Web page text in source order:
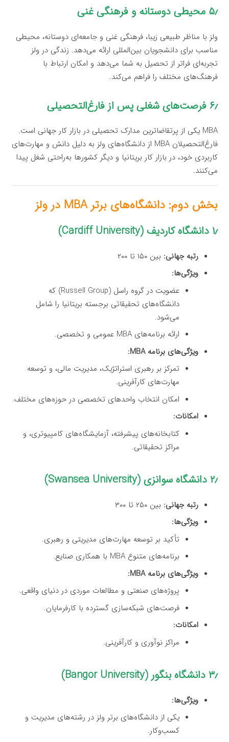
۵٫ محیطی دوستانه و فرهنگی غنی
ولز با مناظر طبیعی زیبا، فرهنگی غنی و جامعه‌ای دوستانه، محیطی
مناسب برای دانشجویان بین‌المللی ارائه می‌دهد. زندگی در ولز
تجربه‌ای فراتر از تحصیل به شما می‌دهد و امکان ارتباط با
فرهنگ‌های مختلف را فراهم می‌کند.
۶٫ فرصت‌های شغلی پس از فارغ‌التحصیلی
MBA یکی از پرتقاضاترین مدارک تحصیلی در بازار کار جهانی است.
فارغ‌التحصیلان MBA از دانشگاه‌های ولز به دلیل دانش و مهارت‌های
کاربردی خود، در بازار کار بریتانیا و دیگر کشورها به‌راحتی شغل پیدا
می‌کنند.
بخش دوم: دانشگاه‌های برتر MBA در ولز
۱٫ دانشگاه کاردیف (Cardiff University)
رتبه جهانی: بین ۱۵۰ تا ۲۰۰
ویژگی‌ها:
عضویت در گروه راسل (Russell Group) که
دانشگاه‌های تحقیقاتی برجسته بریتانیا را شامل
می‌شود.
ارائه برنامه‌های MBA عمومی و تخصصی.
ویژگی‌های برنامه MBA:
تمرکز بر رهبری استراتژیک، مدیریت مالی، و توسعه
مهارت‌های کارآفرینی.
امکان انتخاب واحدهای تخصصی در حوزه‌های مختلف.
امکانات:
کتابخانه‌های پیشرفته، آزمایشگاه‌های کامپیوتری، و
مراکز تحقیقاتی.
۲٫ دانشگاه سوانزی (Swansea University)
رتبه جهانی: بین ۲۵۰ تا ۳۰۰
ویژگی‌ها:
تأکید بر توسعه مهارت‌های مدیریتی و رهبری.
برنامه‌های متنوع MBA با همکاری صنایع.
ویژگی‌های برنامه MBA:
پروژه‌های صنعتی و مطالعات موردی در دنیای واقعی.
فرصت‌های شبکه‌سازی گسترده با کارفرمایان.
امکانات:
مراکز نوآوری و کارآفرینی.
۳٫ دانشگاه بنگور (Bangor University)
ویژگی‌ها:
یکی از دانشگاه‌های برتر ولز در رشته‌های مدیریت و
کسب‌وکار.